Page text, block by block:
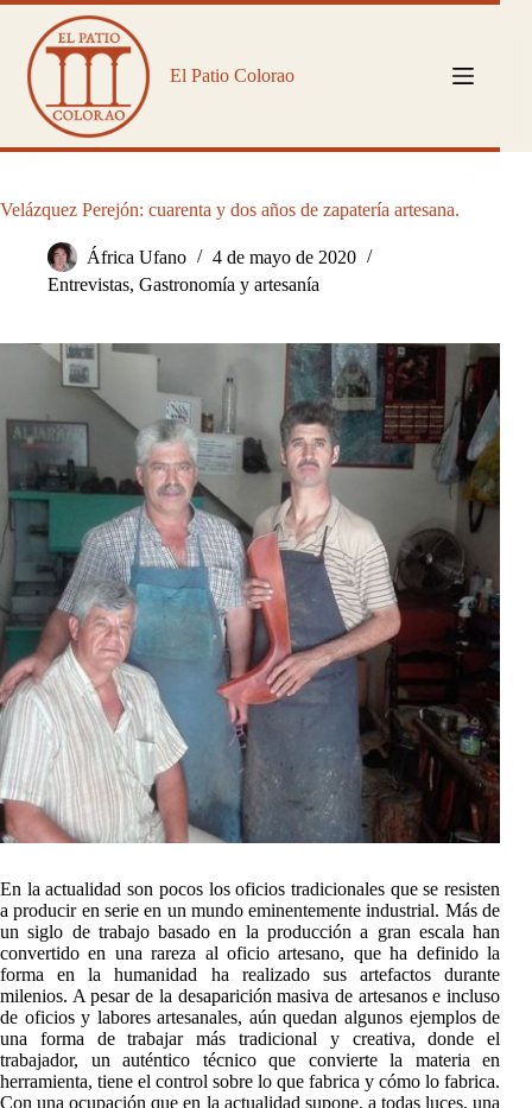
Saltar
contenido
El Patio Colorao
Velázquez Perejón: cuarenta y dos años de zapatería artesana.
África Ufano
4 de mayo de 2020
Entrevistas, Gastronomía y artesanía
En la actualidad son pocos los oficios tradicionales que se resisten
a producir en serie en un mundo eminentemente industrial. Más de
un siglo de trabajo basado en la producción a gran escala han
convertido en una rareza al oficio artesano, que ha definido la
forma en la humanidad ha realizado sus artefactos durante
milenios. A pesar de la desaparición masiva de artesanos e incluso
de oficios y labores artesanales, aún quedan algunos ejemplos de
una forma de trabajar más tradicional y creativa, donde el
trabajador, un auténtico técnico que convierte la materia en
herramienta, tiene el control sobre lo que fabrica y cómo lo fabrica.
Con una ocupación que en la actualidad supone, a todas luces, una